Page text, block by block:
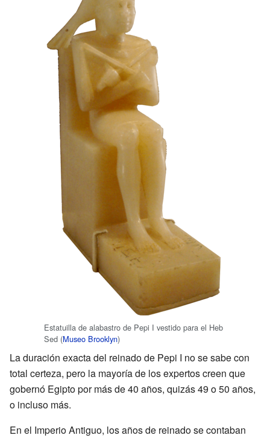
Estatuilla de alabastro de Pepi I vestido para el Heb
Sed (Museo Brooklyn)
La duración exacta del reinado de Pepi I no se sabe con
total certeza, pero la mayoría de los expertos creen que
gobernó Egipto por más de 40 años, quizás 49 o 50 años,
o incluso más.
En el Imperio Antiguo, los años de reinado se contaban